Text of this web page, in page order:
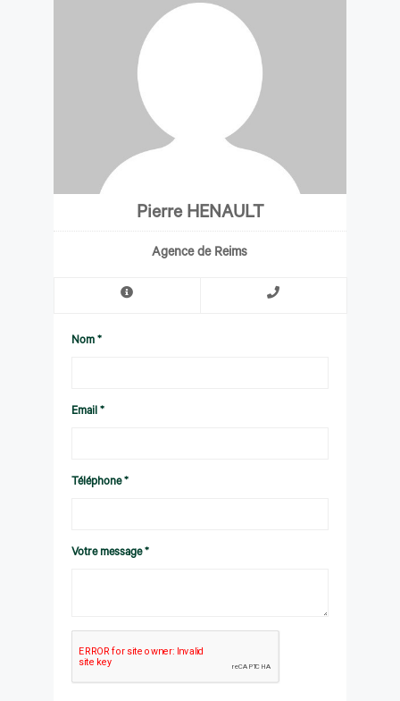
Pierre HENAULT
Agence de Reims
Nom *
Email *
Téléphone *
Votre message *